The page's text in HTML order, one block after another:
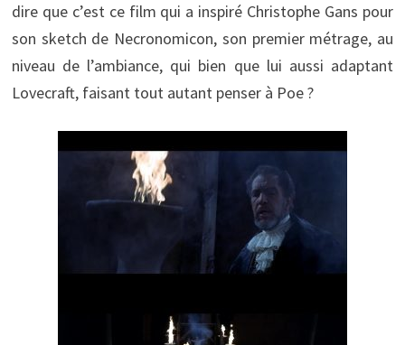
dire que c’est ce film qui a inspiré Christophe Gans pour
son sketch de Necronomicon, son premier métrage, au
niveau de l’ambiance, qui bien que lui aussi adaptant
Lovecraft, faisant tout autant penser à Poe ?